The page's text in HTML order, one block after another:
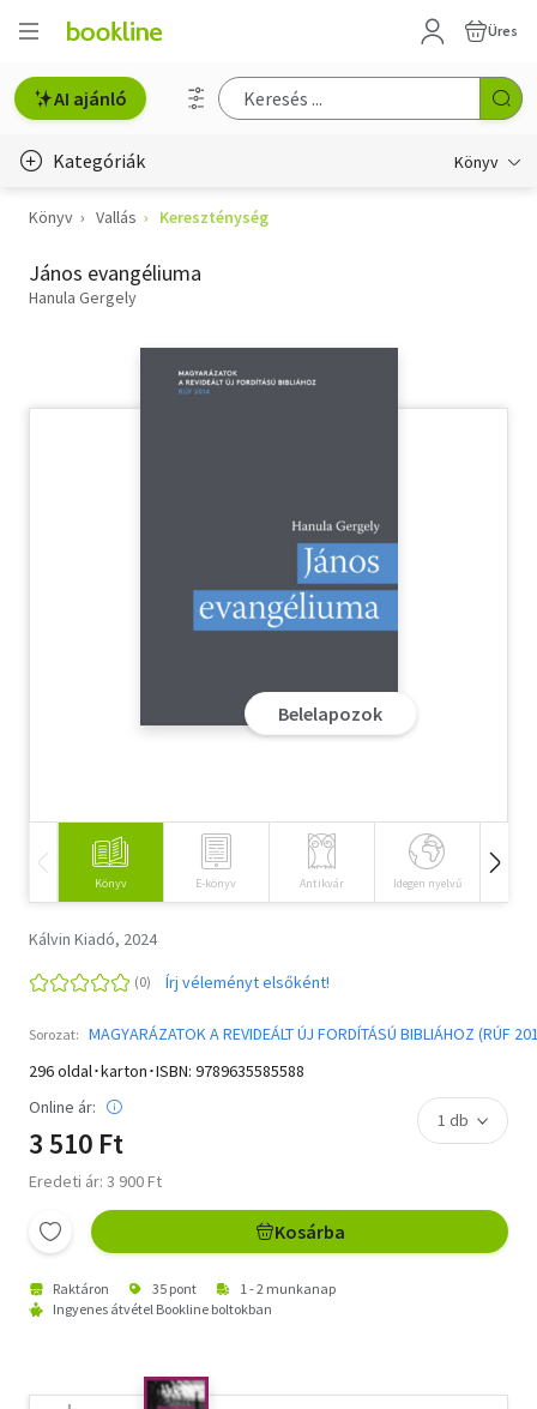
Üres
AI ajánló
Kategóriák Könyv
Életmód, egészség
Erotika
Tankönyv, segédkönyv
Természettudomány
Könyv Vallás Kereszténység
János evangéliuma
Hanula Gergely
Belelapozok
Könyv E-könyv Antikvár Idegen nyelvű
Kálvin Kiadó, 2024
Írj véleményt elsőként!
Sorozat: MAGYARÁZATOK A REVIDEÁLT ÚJ FORDÍTÁSÚ BIBLIÁHOZ (RÚF
296 oldal･karton･ISBN: 9789635585588
Online ár:
3 510 Ft
Eredeti ár: 3 900 Ft
Kosárba
Raktáron 35 pont
1 - 2 munkanap
Ingyenes átvétel Bookline boltokban